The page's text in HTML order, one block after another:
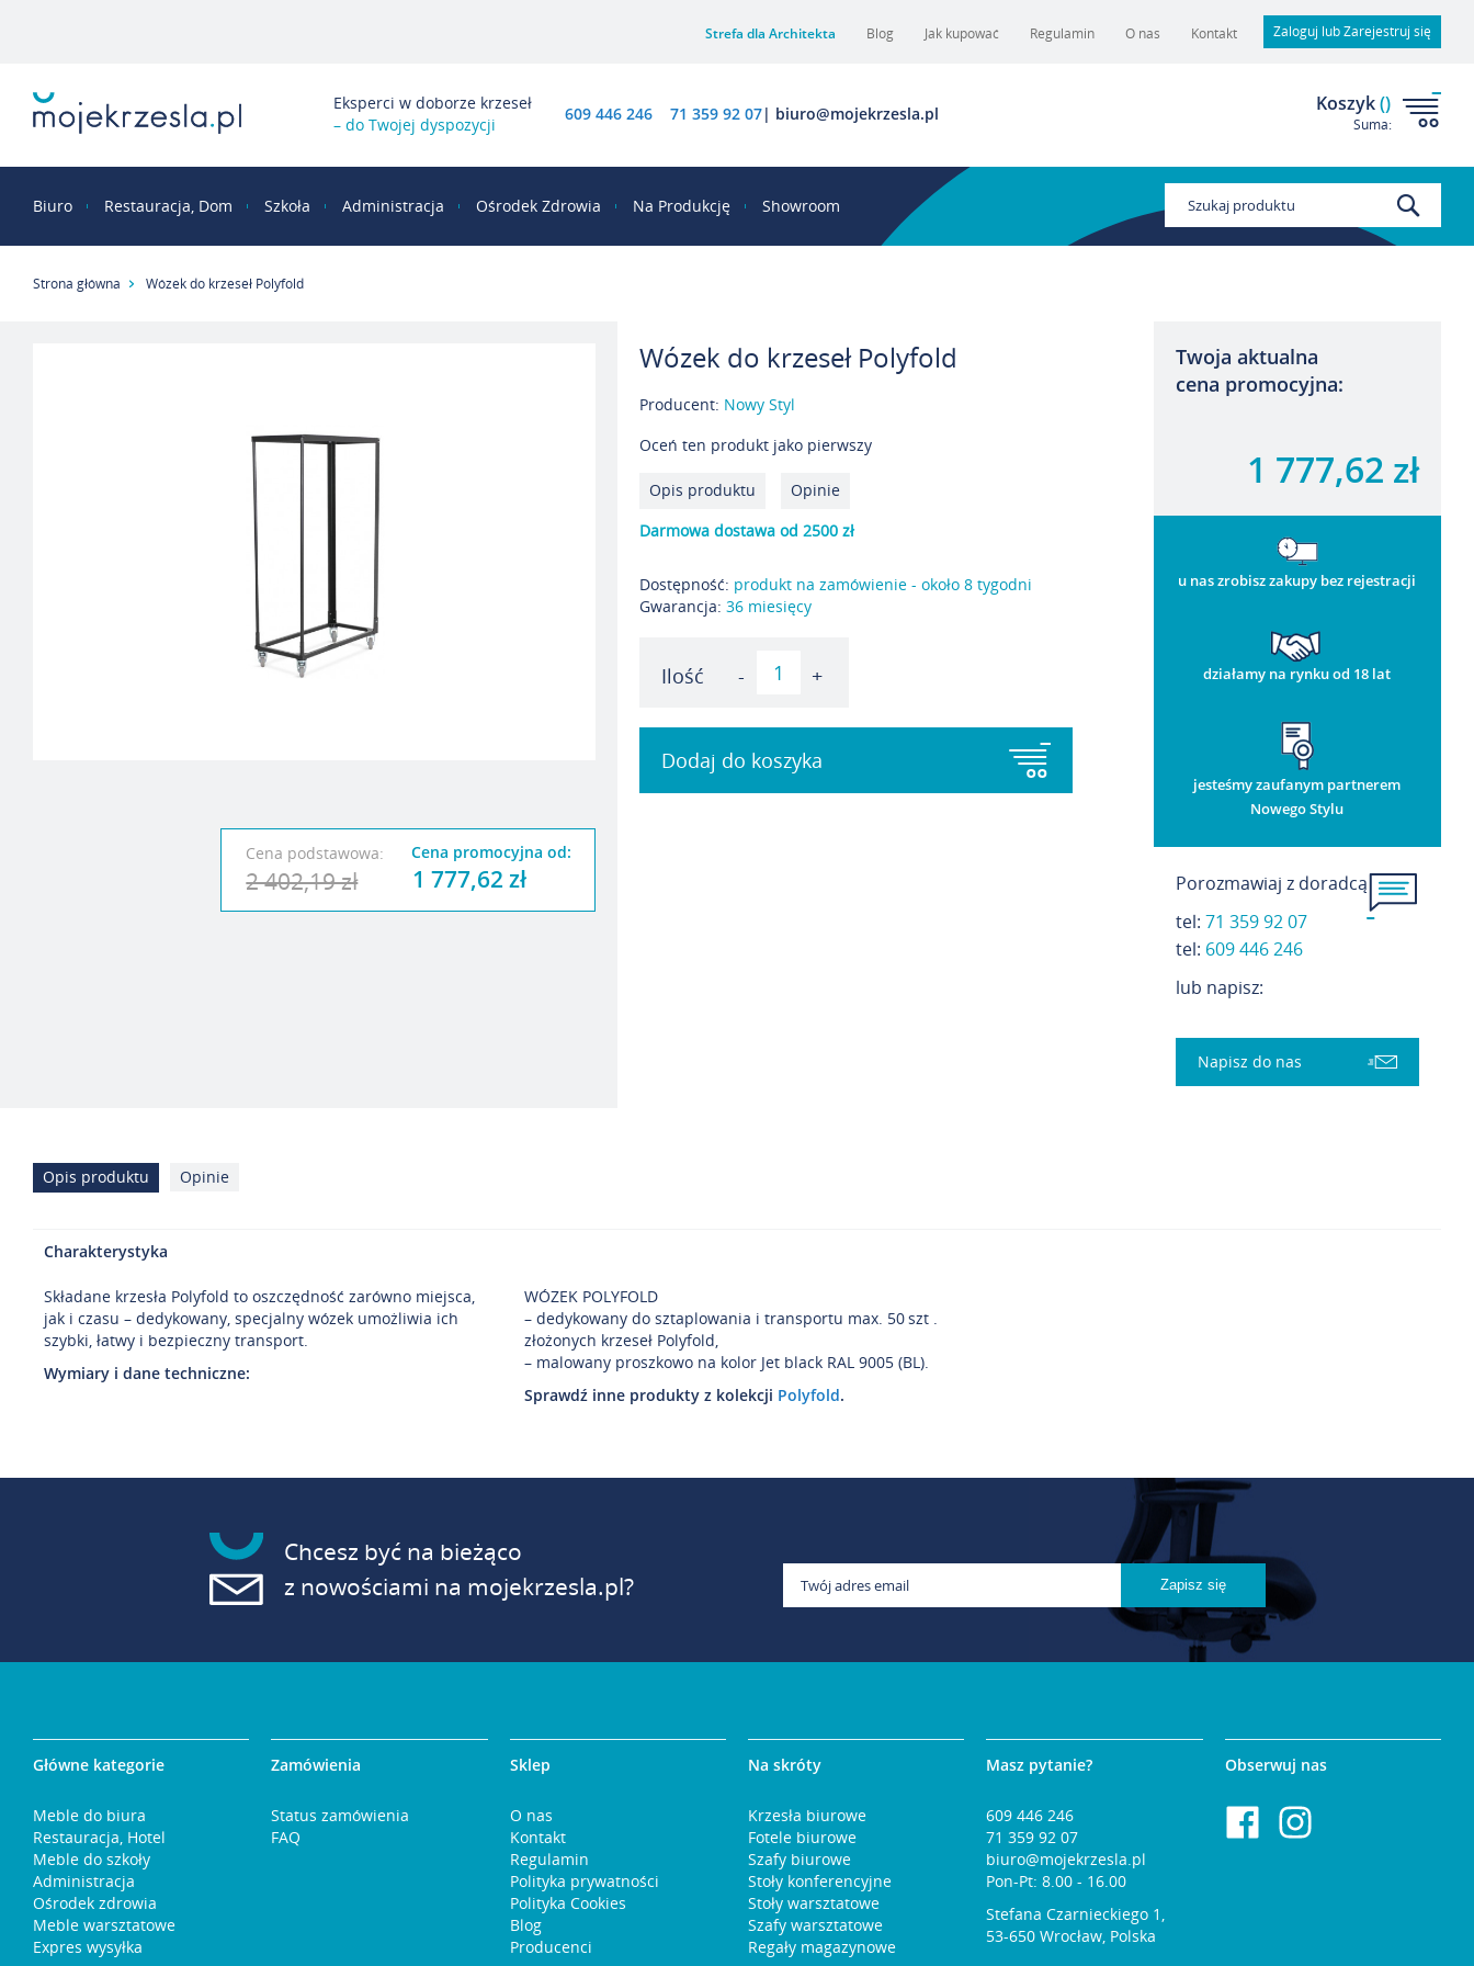
Strefa dla Architekta Blog Jak kupować Regulamin O nas Kontakt Zaloguj lub Zarejestruj się
Eksperci w doborze krzeseł
– do Twojej dyspozycji
609 446 246 71 359 92 07| biuro@mojekrzesla.pl Koszyk()
Suma:
Biuro Restauracja, Dom Szkoła Administracja Ośrodek Zdrowia Na Produkcję Showroom
Strona główna Wózek do krzeseł Polyfold
Cena podstawowa:
2 402,19 zł
Cena promocyjna od:
1 777,62 zł
Wózek do krzeseł Polyfold
Producent: Nowy Styl
Oceń ten produkt jako pierwszy
Opis produktu
Opinie
Darmowa dostawa od 2500 zł
Dostępność: produkt na zamówienie - około 8 tygodni
Gwarancja:36 miesięcy
Ilość - +
Dodaj do koszyka
Twoja aktualna
cena promocyjna:
1 777,62 zł
u nas zrobisz zakupy bez rejestracji
działamy na rynku od 18 lat
jesteśmy zaufanym partnerem
Nowego Stylu
Porozmawiaj z doradcą
tel: 71 359 92 07
tel: 609 446 246
lub napisz:
Napisz do nas
Opis produktu
Charakterystyka
Składane krzesła Polyfold to oszczędność zarówno miejsca,
jak i czasu – dedykowany, specjalny wózek umożliwia ich
szybki, łatwy i bezpieczny transport.
Wymiary i dane techniczne:
WÓZEK POLYFOLD
– dedykowany do sztaplowania i transportu max. 50 szt .
złożonych krzeseł Polyfold,
– malowany proszkowo na kolor Jet black RAL 9005 (BL).
Sprawdź inne produkty z kolekcji Polyfold.
Opinie
Chcesz być na bieżąco
z nowościami na mojekrzesla.pl?
Główne kategorie
Meble do biura
Restauracja, Hotel
Meble do szkoły
Administracja
Ośrodek zdrowia
Meble warsztatowe
Expres wysyłka
Zamówienia
Status zamówienia
FAQ
Sklep
O nas
Kontakt
Regulamin
Polityka prywatności
Polityka Cookies
Blog
Producenci
Na skróty
Krzesła biurowe
Fotele biurowe
Szafy biurowe
Stoły konferencyjne
Stoły warsztatowe
Szafy warsztatowe
Regały magazynowe
Masz pytanie?
609 446 246
71 359 92 07
biuro@mojekrzesla.pl
Pon-Pt: 8.00 - 16.00
Stefana Czarnieckiego 1,
53-650 Wrocław, Polska
Obserwuj nas